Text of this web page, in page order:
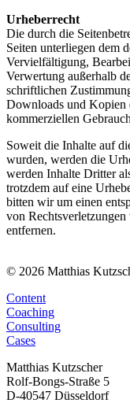
Urheberrecht
Die durch die
Seiten unterliegen dem
Vervielfältigung,
Verwertung außerhalb
schriftlichen
Downloads und Kopien
kommerziellen
Soweit die Inhalte auf
wurden, werden die
werden Inhalte Dritter
trotzdem auf eine
bitten wir um einen
von
entfernen.
© 2026 Matthias
Content
Coaching
Consulting
Cases
Matthias Kutzscher
Rolf-Bongs-Straße 5
D-40547 Düsseldorf